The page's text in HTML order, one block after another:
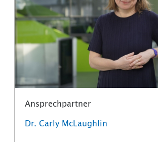
Ansprechpartner
Dr. Carly McLaughlin